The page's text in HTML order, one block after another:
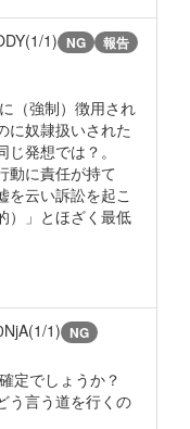
1) NG 報告
（強制）徴用され
に奴隷扱いされた
発想では？。
動に責任が持て
を云い訴訟を起こ
）」とほざく最低
1) NG
定でしょうか？
う言う道を行くの